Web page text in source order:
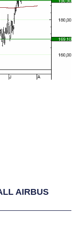
AIRBUS